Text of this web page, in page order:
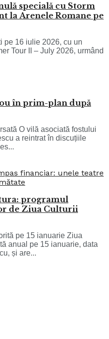
specială cu Storm
la Arenele Romane pe
pe 16 iulie 2026, cu un
Tour II – July 2026, urmând
în prim-plan după
O vilă asociată fostului
a reintrat în discuțiile
programul
de Ziua Culturii
pe 15 ianuarie Ziua
anual pe 15 ianuarie, data
și are...